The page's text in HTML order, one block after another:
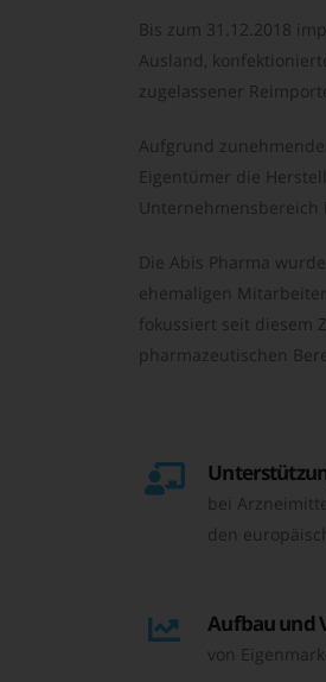
Bis zum 31.12.2018
Ausland,
zugelassener
Aufgrund
Eigentümer die
Die Abis Pharma
ehemaligen
fokussiert seit diesem
pharmazeutischen
bei
den
Aufbau und
von